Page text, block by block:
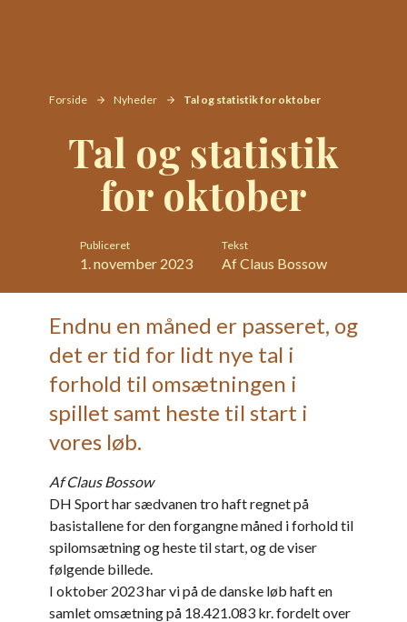
Forside Nyheder Tal og statistik for oktober
Tal og statistik
for oktober
Publiceret
1. november 2023
Tekst
Af Claus Bossow
Endnu en måned er passeret, og
det er tid for lidt nye tal i
forhold til omsætningen i
spillet samt heste til start i
vores løb.
Af Claus Bossow
DH Sport har sædvanen tro haft regnet på
basistallene for den forgangne måned i forhold til
spilomsætning og heste til start, og de viser
følgende billede.
I oktober 2023 har vi på de danske løb haft en
samlet omsætning på 18.421.083 kr. fordelt over